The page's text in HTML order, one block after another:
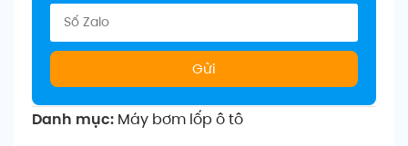
Gửi
Danh mục: Máy bơm lốp ô tô